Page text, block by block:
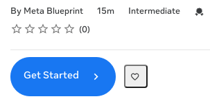
By Meta Blueprint
Duration 15m
Difficulty Intermediate
Rating
1 star
2 stars
3 stars
4 stars
5 stars
Average rating: 0 0
No reviews
Get Started